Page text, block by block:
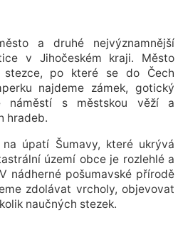
a druhé nejvýznamnější
v Jihočeském kraji. Město
po které se do Čech
najdeme zámek, gotický
náměstí s městskou věží a
hradeb.
úpatí Šumavy, které ukrývá
území obce je rozlehlé a
nádherné pošumavské přírodě
zdolávat vrcholy, objevovat
naučných stezek.